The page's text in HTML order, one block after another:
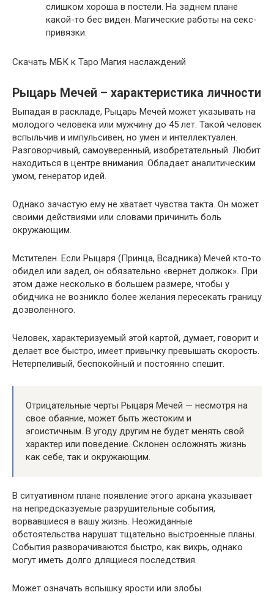
слишком хороша в постели. На заднем плане
какой-то бес виден. Магические работы на секс-
привязки.
Скачать МБК к Таро Магия наслаждений
Рыцарь Мечей – характеристика личности
Выпадая в раскладе, Рыцарь Мечей может указывать на
молодого человека или мужчину до 45 лет. Такой человек
вспыльчив и импульсивен, но умен и интеллектуален.
Разговорчивый, самоуверенный, изобретательный. Любит
находиться в центре внимания. Обладает аналитическим
умом, генератор идей.
Однако зачастую ему не хватает чувства такта. Он может
своими действиями или словами причинить боль
окружающим.
Мстителен. Если Рыцаря (Принца, Всадника) Мечей кто-то
обидел или задел, он обязательно «вернет должок». При
этом даже несколько в большем размере, чтобы у
обидчика не возникло более желания пересекать границу
дозволенного.
Человек, характеризуемый этой картой, думает, говорит и
делает все быстро, имеет привычку превышать скорость.
Нетерпеливый, беспокойный и постоянно спешит.
Отрицательные черты Рыцаря Мечей — несмотря на
свое обаяние, может быть жестоким и
эгоистичным. В угоду другим не будет менять свой
характер или поведение. Склонен осложнять жизнь
как себе, так и окружающим.
В ситуативном плане появление этого аркана указывает
на непредсказуемые разрушительные события,
ворвавшиеся в вашу жизнь. Неожиданные
обстоятельства нарушат тщательно выстроенные планы.
События разворачиваются быстро, как вихрь, однако
могут иметь долго длящиеся последствия.
Может означать вспышку ярости или злобы.